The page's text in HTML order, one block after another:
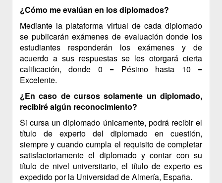
¿Cómo me evalúan en los diplomados?
Mediante la plataforma virtual de cada diplomado
se publicarán exámenes de evaluación donde los
estudiantes responderán los exámenes y de
acuerdo a sus respuestas se les otorgará cierta
calificación, donde 0 = Pésimo hasta 10 =
Excelente.
¿En caso de cursos solamente un diplomado,
recibiré algún reconocimiento?
Si cursa un diplomado únicamente, podrá recibir el
título de experto del diplomado en cuestión,
siempre y cuando cumpla el requisito de completar
satisfactoriamente el diplomado y contar con su
título de nivel universitario, el título de experto es
expedido por la Universidad de Almería, España.